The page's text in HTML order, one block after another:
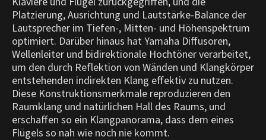
Platzierung, Ausrichtung und Lautstärke-Balance der
Lautsprecher im Tiefen-, Mitten- und Höhenspektrum
optimiert. Darüber hinaus hat Yamaha Diffusoren,
Wellenleiter und bidirektionale Hochtöner verarbeitet,
um den durch Reflektion von Wänden und Klangkörper
entstehenden indirekten Klang effektiv zu nutzen.
Diese Konstruktionsmerkmale reproduzieren den
Raumklang und natürlichen Hall des Raums, und
erschaffen so ein Klangpanorama, dass dem eines
Flügels so nah wie noch nie kommt.